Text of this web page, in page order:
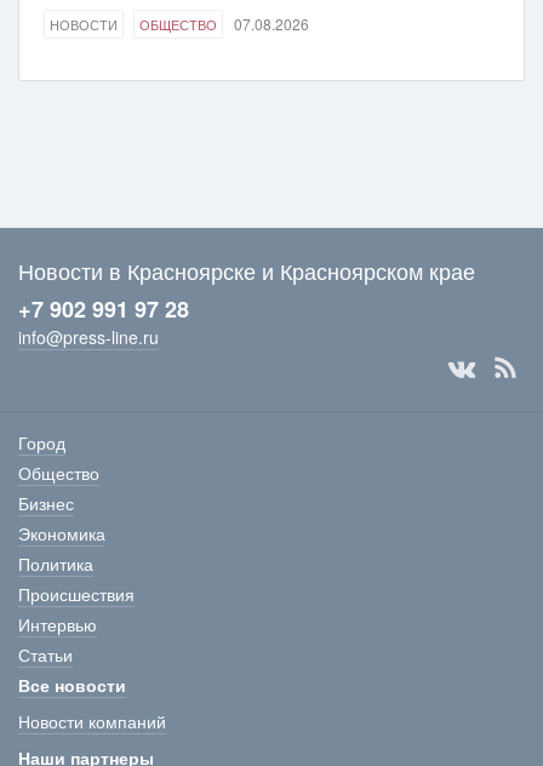
НОВОСТИ ОБЩЕСТВО 07.08.2026
Новости в Красноярске и Красноярском крае
+7 902 991 97 28
info@press-line.ru
Город
Общество
Бизнес
Экономика
Политика
Происшествия
Интервью
Статьи
Все новости
Новости компаний
Наши партнеры